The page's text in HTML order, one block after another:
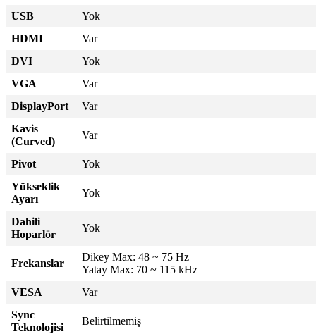
USB
Yok
HDMI
Var
DVI
Yok
VGA
Var
DisplayPort
Var
Kavis
(Curved)
Var
Pivot
Yok
Yükseklik
Ayarı
Yok
Dahili
Hoparlör
Yok
Frekanslar
Dikey Max: 48 ~ 75 Hz
Yatay Max: 70 ~ 115 kHz
VESA
Var
Sync
Teknolojisi
Belirtilmemiş